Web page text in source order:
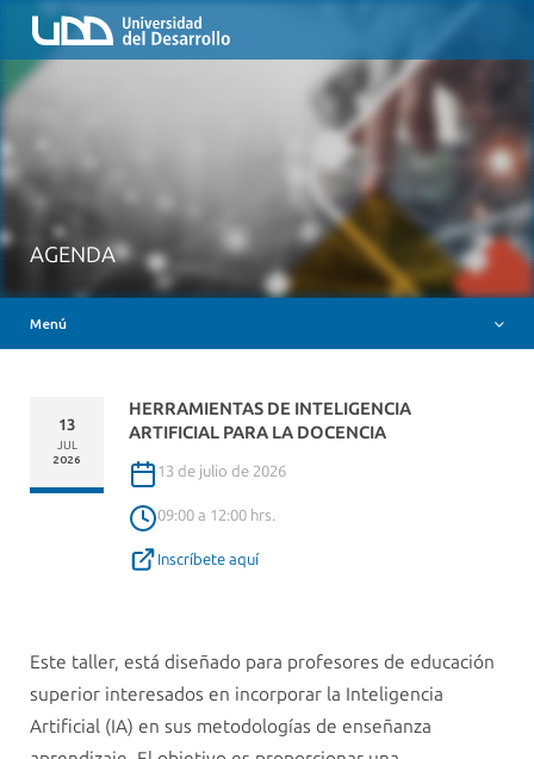
AGENDA
Menú
Inicio
QUIÉNES SOMOS
MESA AYUDA CANVAS
INSIGNIAS DIGITALES
HERRAMIENTAS DE INTELIGENCIA
ARTIFICIAL PARA LA DOCENCIA
13 de julio de 2026
09:00 a 12:00 hrs.
Inscríbete aquí
13
JUL
2026
Este taller, está diseñado para profesores de educación
superior interesados en incorporar la Inteligencia
Artificial (IA) en sus metodologías de enseñanza